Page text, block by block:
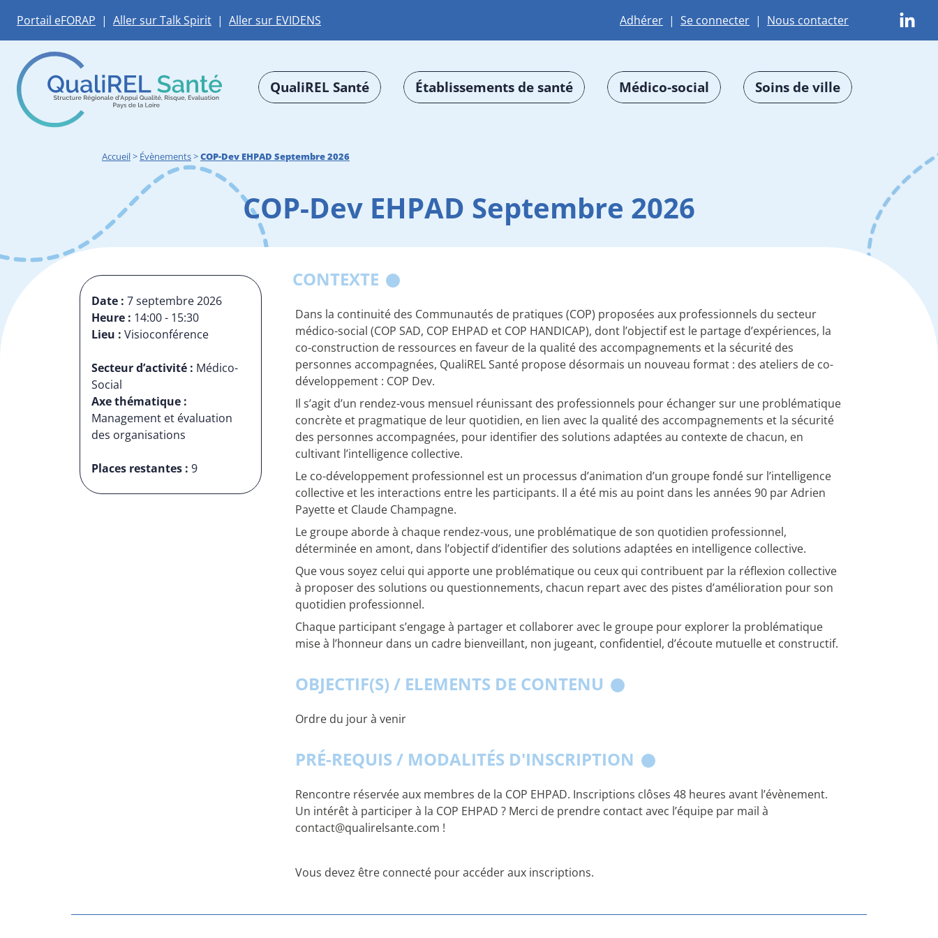
Portail eFORAP | Aller sur Talk Spirit | Aller sur EVIDENS Adhérer | Se connecter | Nous contacter
QualiREL Santé Établissements de santé Médico-social Soins de ville
Accueil> Évènements>COP-Dev EHPAD Septembre 2026
COP-Dev EHPAD Septembre 2026
Date : 7 septembre 2026
Heure : 14:00 - 15:30
Lieu : Visioconférence
Secteur d’activité : Médico-
Social
Axe thématique :
Management et évaluation
des organisations
Places restantes : 9
CONTEXTE
Dans la continuité des Communautés de pratiques (COP) proposées aux professionnels du secteur
médico-social (COP SAD, COP EHPAD et COP HANDICAP), dont l’objectif est le partage d’expériences, la
co-construction de ressources en faveur de la qualité des accompagnements et la sécurité des
personnes accompagnées, QualiREL Santé propose désormais un nouveau format : des ateliers de co-
développement : COP Dev.
Il s’agit d’un rendez-vous mensuel réunissant des professionnels pour échanger sur une problématique
concrète et pragmatique de leur quotidien, en lien avec la qualité des accompagnements et la sécurité
des personnes accompagnées, pour identifier des solutions adaptées au contexte de chacun, en
cultivant l’intelligence collective.
Le co-développement professionnel est un processus d’animation d’un groupe fondé sur l’intelligence
collective et les interactions entre les participants. Il a été mis au point dans les années 90 par Adrien
Payette et Claude Champagne.
Le groupe aborde à chaque rendez-vous, une problématique de son quotidien professionnel,
déterminée en amont, dans l’objectif d’identifier des solutions adaptées en intelligence collective.
Que vous soyez celui qui apporte une problématique ou ceux qui contribuent par la réflexion collective
à proposer des solutions ou questionnements, chacun repart avec des pistes d’amélioration pour son
quotidien professionnel.
Chaque participant s’engage à partager et collaborer avec le groupe pour explorer la problématique
mise à l’honneur dans un cadre bienveillant, non jugeant, confidentiel, d’écoute mutuelle et constructif.
OBJECTIF(S) / ELEMENTS DE CONTENU
Ordre du jour à venir
PRÉ-REQUIS / MODALITÉS D'INSCRIPTION
Rencontre réservée aux membres de la COP EHPAD. Inscriptions clôses 48 heures avant l’évènement.
Un intérêt à participer à la COP EHPAD ? Merci de prendre contact avec l’équipe par mail à
contact@qualirelsante.com !
Vous devez être connecté pour accéder aux inscriptions.